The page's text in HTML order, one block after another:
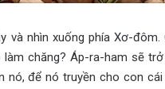
và nhìn xuống phía Xơ-
làm chăng? Áp-ra-ham sẽ
nó, để nó truyền cho con